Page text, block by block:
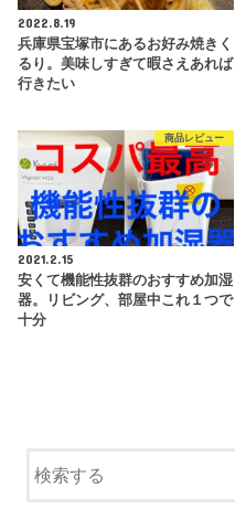
2022.8.19
兵庫県宝塚市にあるお好み焼きく
るり。美味しすぎて暇さえあれば
行きたい
商品レビュー
2021.2.15
安くて機能性抜群のおすすめ加湿
器。リビング、部屋中これ１つで
十分